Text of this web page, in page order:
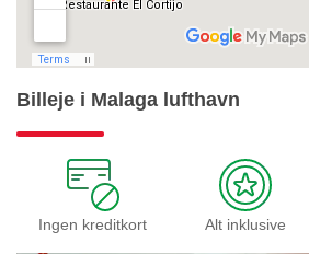
Billeje i Malaga lufthavn
Ingen kreditkort Alt inklusive